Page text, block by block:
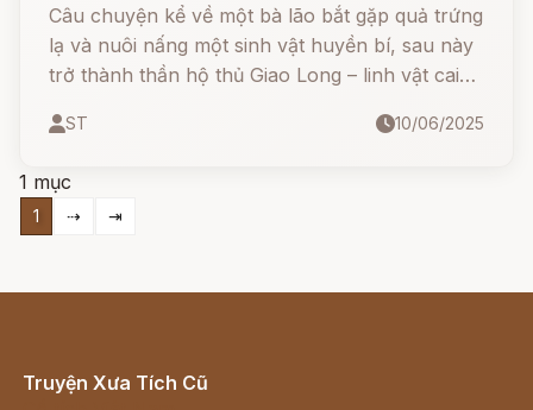
Câu chuyện kể về một bà lão bắt gặp quả trứng
lạ và nuôi nấng một sinh vật huyền bí, sau này
trở thành thần hộ thủ Giao Long – linh vật cai
lành và ấm no. Tuy nhiên, bi kịch xảy ra khi
định mệnh, để lại nỗi đau khôn nguôi cho người
mẹ nuôi và dân làng.
ST 10/06/2025
1 mục
1 ⇢ ⇥
Truyện Xưa Tích Cũ